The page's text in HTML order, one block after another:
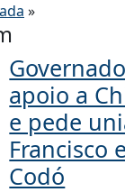
»
apoio a
e pede
Francisco
Codó